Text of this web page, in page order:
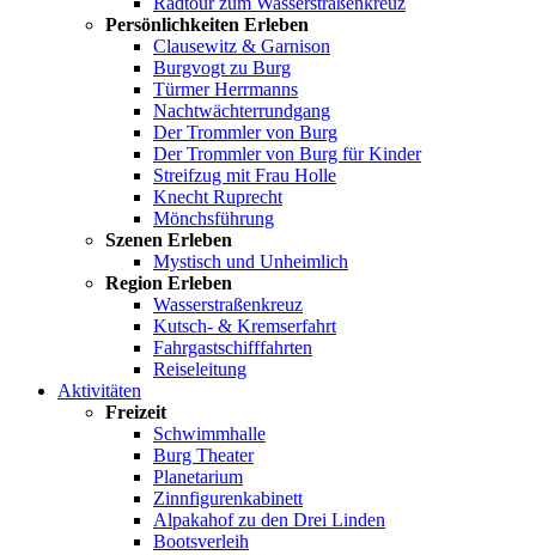
Persönlichkeiten Erleben
Clausewitz & Garnison
Burgvogt zu Burg
Türmer Herrmanns
Nachtwächterrundgang
Der Trommler von Burg
Der Trommler von Burg für Kinder
Streifzug mit Frau Holle
Knecht Ruprecht
Mönchsführung
Szenen Erleben
Mystisch und Unheimlich
Region Erleben
Wasserstraßenkreuz
Kutsch- & Kremserfahrt
Fahrgastschifffahrten
Reiseleitung
Aktivitäten
Freizeit
Schwimmhalle
Burg Theater
Planetarium
Zinnfigurenkabinett
Alpakahof zu den Drei Linden
Bootsverleih